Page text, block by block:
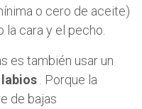
o cero de aceite)
la cara y el pecho.
es también usar un
. Porque la
de bajas